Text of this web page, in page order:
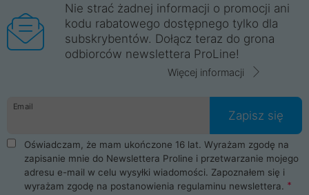
Nie strać żadnej informacji o promocji ani
kodu rabatowego dostępnego tylko dla
subskrybentów. Dołącz teraz do grona
odbiorców newslettera ProLine!
Więcej informacji
Email
Zapisz się
Oświadczam, że mam ukończone 16 lat. Wyrażam zgodę na
zapisanie mnie do Newslettera Proline i przetwarzanie mojego
adresu e-mail w celu wysyłki wiadomości. Zapoznałem się i
wyrażam zgodę na postanowienia regulaminu newslettera.